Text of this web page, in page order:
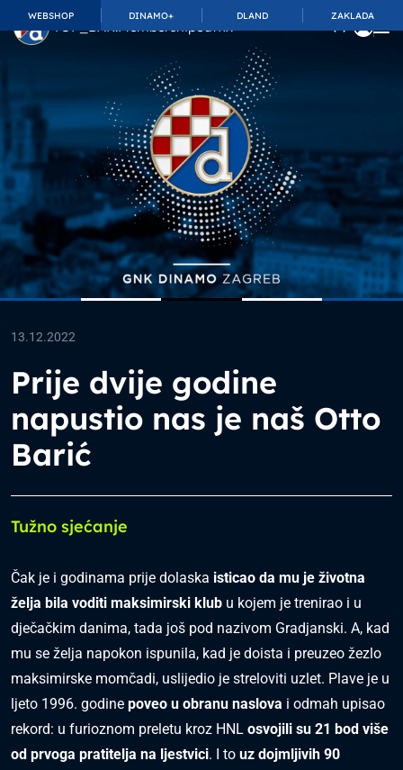
WEBSHOP DINAMO+ DLAND ZAKLADA
TOP_BAR.MembershipSuffix
13.12.2022
Prije dvije godine
napustio nas je naš Otto
Barić
Tužno sjećanje
Čak je i godinama prije dolaska isticao da mu je životna
želja bila voditi maksimirski klub u kojem je trenirao i u
dječačkim danima, tada još pod nazivom Gradjanski. A, kad
mu se želja napokon ispunila, kad je doista i preuzeo žezlo
maksimirske momčadi, uslijedio je streloviti uzlet. Plave je u
ljeto 1996. godine poveo u obranu naslova i odmah upisao
rekord: u furioznom preletu kroz HNL osvojili su 21 bod više
od prvoga pratitelja na ljestvici. I to uz dojmljivih 90